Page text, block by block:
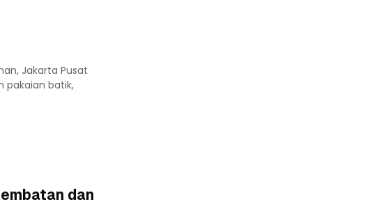
Jakarta Pusat
pakaian batik,
dan